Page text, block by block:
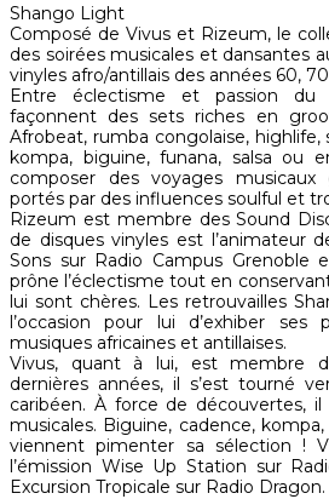
Shango Light
Composé de Vivus et Rizeum, le
des soirées musicales et dansantes
vinyles afro/antillais des années 60,
Entre éclectisme et passion du
façonnent des sets riches en
Afrobeat, rumba congolaise, highlife,
kompa, biguine, funana, salsa ou
composer des voyages musicaux
portés par des influences soulful et
Rizeum est membre des Sound
de disques vinyles est l’animateur
Sons sur Radio Campus Grenoble
prône l’éclectisme tout en
lui sont chères. Les retrouvailles
l’occasion pour lui d’exhiber ses
musiques africaines et antillaises.
Vivus, quant à lui, est membre
dernières années, il s’est tourné
caribéen. À force de découvertes,
musicales. Biguine, cadence,
viennent pimenter sa sélection !
l’émission Wise Up Station sur
Excursion Tropicale sur Radio Dragon.